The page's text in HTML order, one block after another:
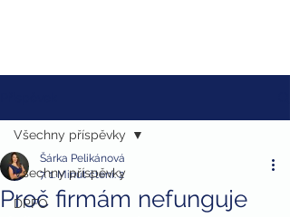
Všechny příspěvky
DPFO
Všechny příspěvky
Proč firmám nefunguje
Šárka Pelikánová
7. 1.Minut čtení: 2